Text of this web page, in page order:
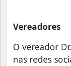
Vereadores
O vereador
nas redes